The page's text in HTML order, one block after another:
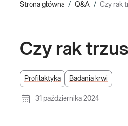
Strona główna / Q&A / Czy rak
Czy rak
Profilaktyka Badania krwi
31 października 2024